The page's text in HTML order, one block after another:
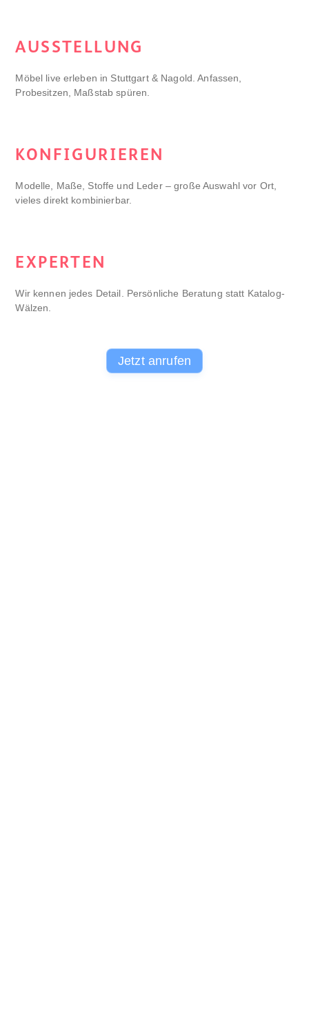
AUSSTELLUNG
Möbel live erleben in Stuttgart & Nagold. Anfassen,
Probesitzen, Maßstab spüren.
KONFIGURIEREN
Modelle, Maße, Stoffe und Leder – große Auswahl vor Ort,
vieles direkt kombinierbar.
EXPERTEN
Wir kennen jedes Detail. Persönliche Beratung statt Katalog-
Wälzen.
Jetzt anrufen